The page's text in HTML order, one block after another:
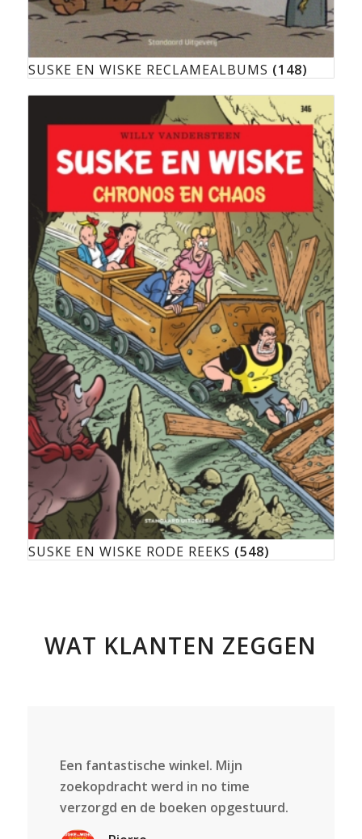
SUSKE EN WISKE RECLAMEALBUMS (148)
SUSKE EN WISKE RODE REEKS (548)
WAT KLANTEN ZEGGEN
Een fantastische winkel. Mijn
zoekopdracht werd in no time
verzorgd en de boeken opgestuurd.